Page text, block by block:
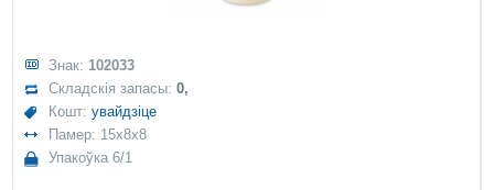
Знак: 102033
Складскія запасы:0,
Кошт:увайдзіце
Памер: 15x8x8
Упакоўка 6/1